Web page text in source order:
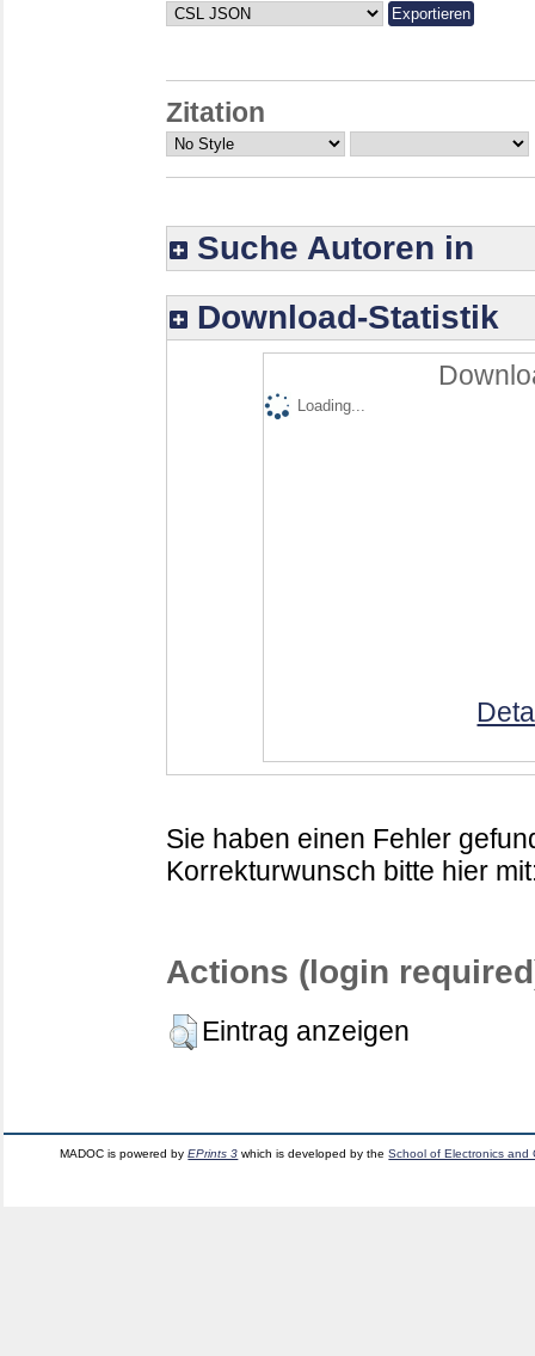
Zitation
Suche Autoren in
Download-Statistik
Loading...
Sie haben einen Fehler
Korrekturwunsch bitte hier
Actions (login
Eintrag anzeigen
MADOC is powered byEPrints 3 which is developed by theSchool of Electronics and